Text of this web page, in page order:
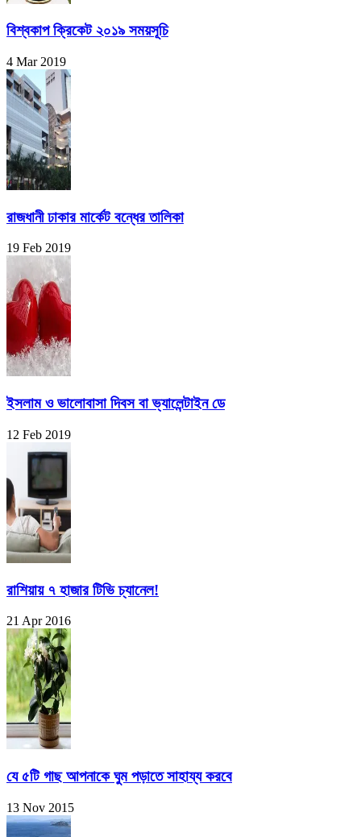
বিশ্বকাপ ক্রিকেট ২০১৯ সময়সূচি
4 Mar 2019
রাজধানী ঢাকার মার্কেট বন্ধের তালিকা
19 Feb 2019
ইসলাম ও ভালোবাসা দিবস বা ভ্যালেন্টাইন ডে
12 Feb 2019
রাশিয়ায় ৭ হাজার টিভি চ্যানেল!
21 Apr 2016
যে ৫টি গাছ আপনাকে ঘুম পড়াতে সাহায্য করবে
13 Nov 2015